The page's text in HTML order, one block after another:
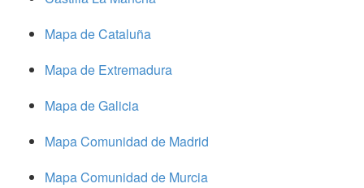
Mapa de Cataluña
Mapa de Extremadura
Mapa de Galicia
Mapa Comunidad de Madrid
Mapa Comunidad de Murcia